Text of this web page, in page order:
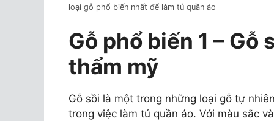
loại gỗ phổ biến nhất để làm tủ quần áo
Gỗ phổ biến 1 –
thẩm mỹ
Gỗ sồi là một trong những loại gỗ tự
trong việc làm tủ quần áo. Với màu sắc